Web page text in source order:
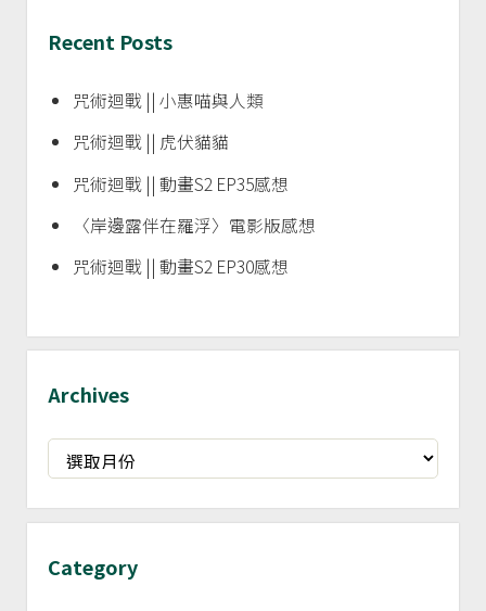
Recent Posts
咒術迴戰 || 小惠喵與人類
咒術迴戰 || 虎伏貓貓
咒術迴戰 || 動畫S2 EP35感想
〈岸邊露伴在羅浮〉電影版感想
咒術迴戰 || 動畫S2 EP30感想
Archives
Archives
Category